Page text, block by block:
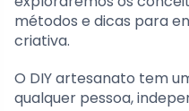
métodos e dicas para
criativa.
O DIY artesanato tem
qualquer pessoa,